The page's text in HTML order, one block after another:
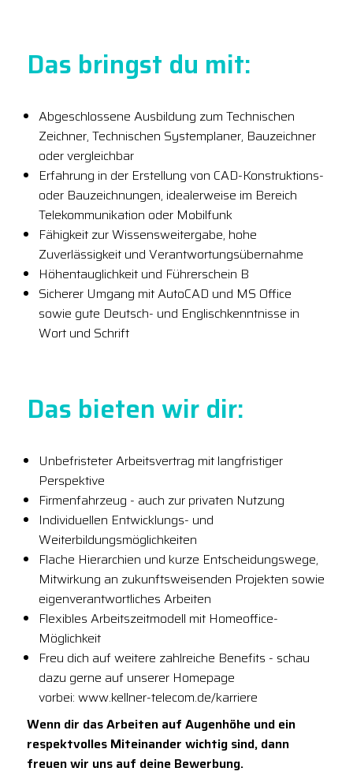
Das bringst du mit:
Abgeschlossene Ausbildung zum Technischen
Zeichner, Technischen Systemplaner, Bauzeichner
oder vergleichbar
Erfahrung in der Erstellung von CAD-Konstruktions-
oder Bauzeichnungen, idealerweise im Bereich
Telekommunikation oder Mobilfunk
Fähigkeit zur Wissensweitergabe, hohe
Zuverlässigkeit und Verantwortungsübernahme
Höhentauglichkeit und Führerschein B
Sicherer Umgang mit AutoCAD und MS Office
sowie gute Deutsch- und Englischkenntnisse in
Wort und Schrift
Das bieten wir dir:
Unbefristeter Arbeitsvertrag mit langfristiger
Perspektive
Firmenfahrzeug - auch zur privaten Nutzung
Individuellen Entwicklungs- und
Weiterbildungsmöglichkeiten
Flache Hierarchien und kurze Entscheidungswege,
Mitwirkung an zukunftsweisenden Projekten sowie
eigenverantwortliches Arbeiten
Flexibles Arbeitszeitmodell mit Homeoffice-
Möglichkeit
Freu dich auf weitere zahlreiche Benefits - schau
dazu gerne auf unserer Homepage
vorbei: www.kellner-telecom.de/karriere
Wenn dir das Arbeiten auf Augenhöhe und ein
respektvolles Miteinander wichtig sind, dann
freuen wir uns auf deine Bewerbung.